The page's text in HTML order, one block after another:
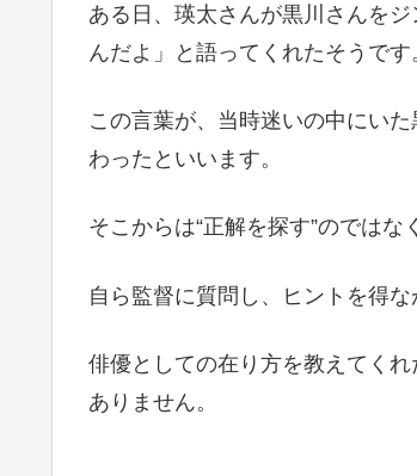
ある日、瑛太さんが黒川さんを
んだよ」と語ってくれたそうです
この言葉が、当時迷いの中にい
わったといいます。
そこからは“正解を探す”のではな
自ら監督に質問し、ヒントを得
俳優としての在り方を教えてく
ありません。